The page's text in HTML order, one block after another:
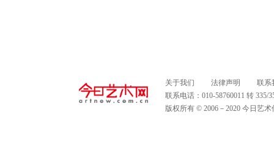
关于我们 法律声明
联系
联系电话：010-58760011 转
版权所有 © 2006－2020 今日艺